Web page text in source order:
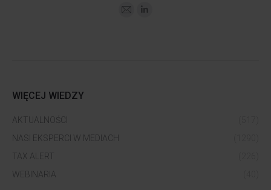
WIĘCEJ WIEDZY
AKTUALNOŚCI
NASI EKSPERCI W MEDIACH
TAX ALERT
WEBINARIA